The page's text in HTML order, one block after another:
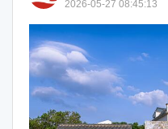
2026-05-27 08:45:13